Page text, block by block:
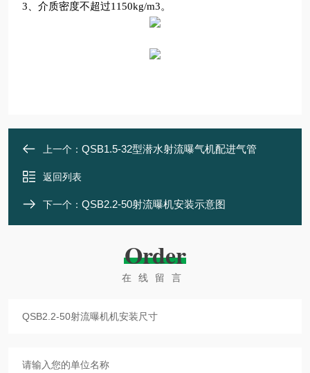
3 、介质密度不超过1150kg/m3。
上一个： QSB1.5-32型潜水射流曝气机配进气管
返回列表
下一个： QSB2.2-50射流曝机安装示意图
Order
在线留言